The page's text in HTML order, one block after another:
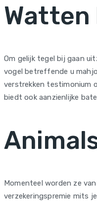
Om gelijk tegel bij gaan
vogel betreffende u
verstrekken testimonium
biedt ook aanzienlijke
Momenteel worden ze
verzekeringspremie mits